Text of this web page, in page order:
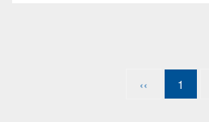
各种令
时，奇
重，
质地稍
‹‹ 1